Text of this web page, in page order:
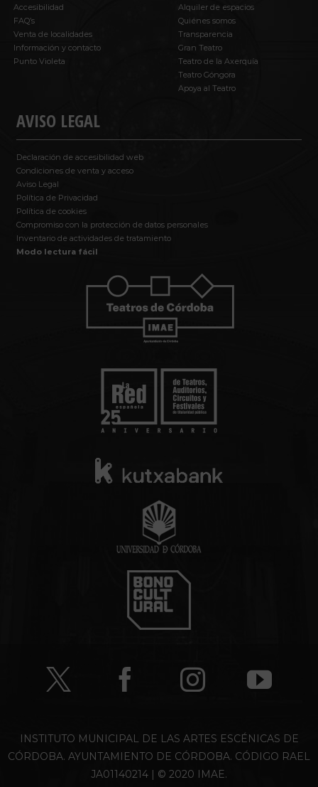
Accesibilidad
FAQ’s
Venta de localidades
Información y contacto
Punto Violeta
AVISO LEGAL
Declaración de accesibilidad web
Condiciones de venta y acceso
Aviso Legal
Política de Privacidad
Política de cookies
Compromiso con la protección de datos personales
Inventario de actividades de tratamiento
Modo lectura fácil
Alquiler de espacios
Quiénes somos
Transparencia
Gran Teatro
Teatro de la Axerquía
Teatro Góngora
Apoya al Teatro
INSTITUTO MUNICIPAL DE LAS ARTES ESCÉNICAS DE
CÓRDOBA. AYUNTAMIENTO DE CÓRDOBA. CÓDIGO RAEL
JA01140214 | © 2020 IMAE.